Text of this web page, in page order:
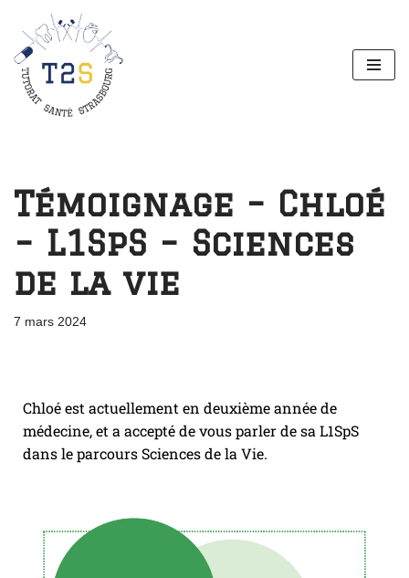
Aller
au
contenu
Témoignage – Chloé
– L1SpS – Sciences
de la vie
7 mars 2024
Chloé est actuellement en deuxième année de
médecine, et a accepté de vous parler de sa L1SpS
dans le parcours Sciences de la Vie.